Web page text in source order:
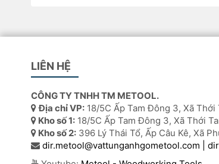
LIÊN HỆ
CÔNG TY TNHH TM METOOL.
Địa chỉ VP: 18/5C Ấp Tam Đông 3, Xã
Kho số 1: 18/5C Ấp Tam Đông 3, Xã Thới
Kho số 2: 396 Lý Thái Tổ, Ấp Câu Kê, Xã
dir.metool@vattunganhgometool.com |